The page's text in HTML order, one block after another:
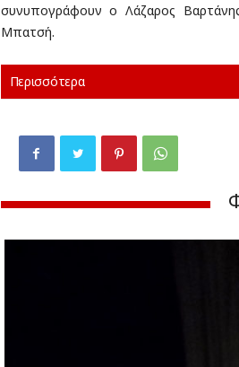
συνυπογράφουν ο Λάζαρος
Μπατσή.
Περισσότερα